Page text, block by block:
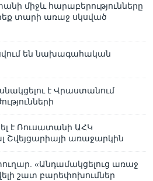
միջև հարաբերությունները
տարի առաջ սկսված
են նախագահական
է Վրաստանում
է Ռուսատանի ԱՀԿ
Շվեյցարիայի առաջարկին
«Անդամակցելուց առաջ
շատ բարեփոխումներ